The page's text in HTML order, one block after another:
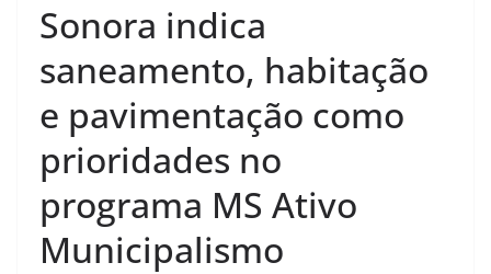
Sonora indica
saneamento, habitação
e pavimentação como
prioridades no
programa MS Ativo
Municipalismo